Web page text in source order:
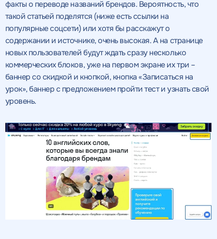
факты о переводе названий брендов. Вероятность, что
такой статьей поделятся (ниже есть ссылки на
популярные соцсети) или хотя бы расскажут о
содержании и источнике, очень высокая. А на странице
новых пользователей будут ждать сразу несколько
коммерческих блоков, уже на первом экране их три –
баннер со скидкой и кнопкой, кнопка «Записаться на
урок», баннер с предложением пройти тест и узнать свой
уровень.